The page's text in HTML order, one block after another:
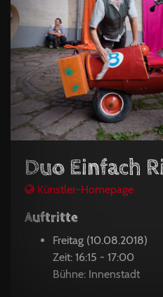
Duo Einfach
Künstler-Homepage
Auftritte
Freitag (10.08.2018)
Zeit: 16:15 - 17:00
Bühne: Innenstadt